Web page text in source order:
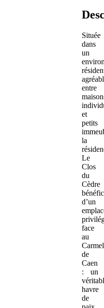
Située
dans
un
entre
et
petits
la
Le
Clos
du
Cèdre
d’un
face
au
Carmel
de
Caen
: un
havre
de